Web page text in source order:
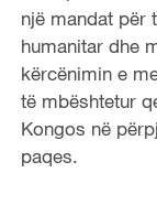
një mandat për
humanitar dhe
kërcënimin e
të mbështetur
Kongos në
paqes.